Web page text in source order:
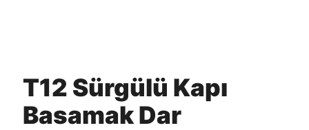
T12 Sürgülü Kapı
Basamak Dar